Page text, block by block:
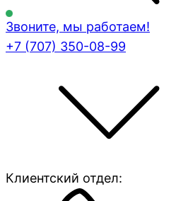
Звоните, мы работаем!
+7 (707) 350-08-99
Клиентский отдел: